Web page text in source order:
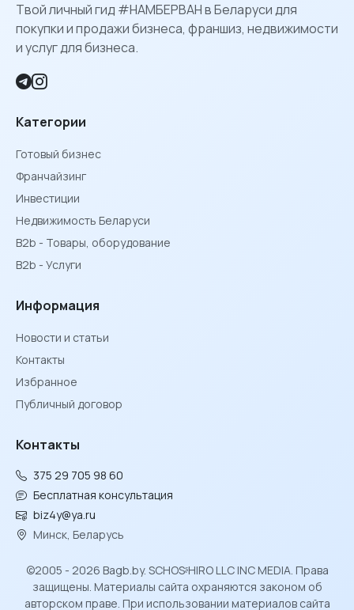
Твой личный гид #НАМБЕРВАН в Беларуси для
покупки и продажи бизнеса, франшиз, недвижимости
и услуг для бизнеса.
Категории
Готовый бизнес
Франчайзинг
Инвестиции
Недвижимость Беларуси
B2b - Товары, оборудование
B2b - Услуги
Информация
Новости и статьи
Контакты
Избранное
Публичный договор
Контакты
375 29 705 98 60
Бесплатная консультация
biz4y@ya.ru
Минск, Беларусь
©2005 - 2026 Bagb.by. SCHOSᶳHIRO LLC INC MEDIA. Права
защищены. Материалы сайта охраняются законом об
авторском праве. При использовании материалов сайта